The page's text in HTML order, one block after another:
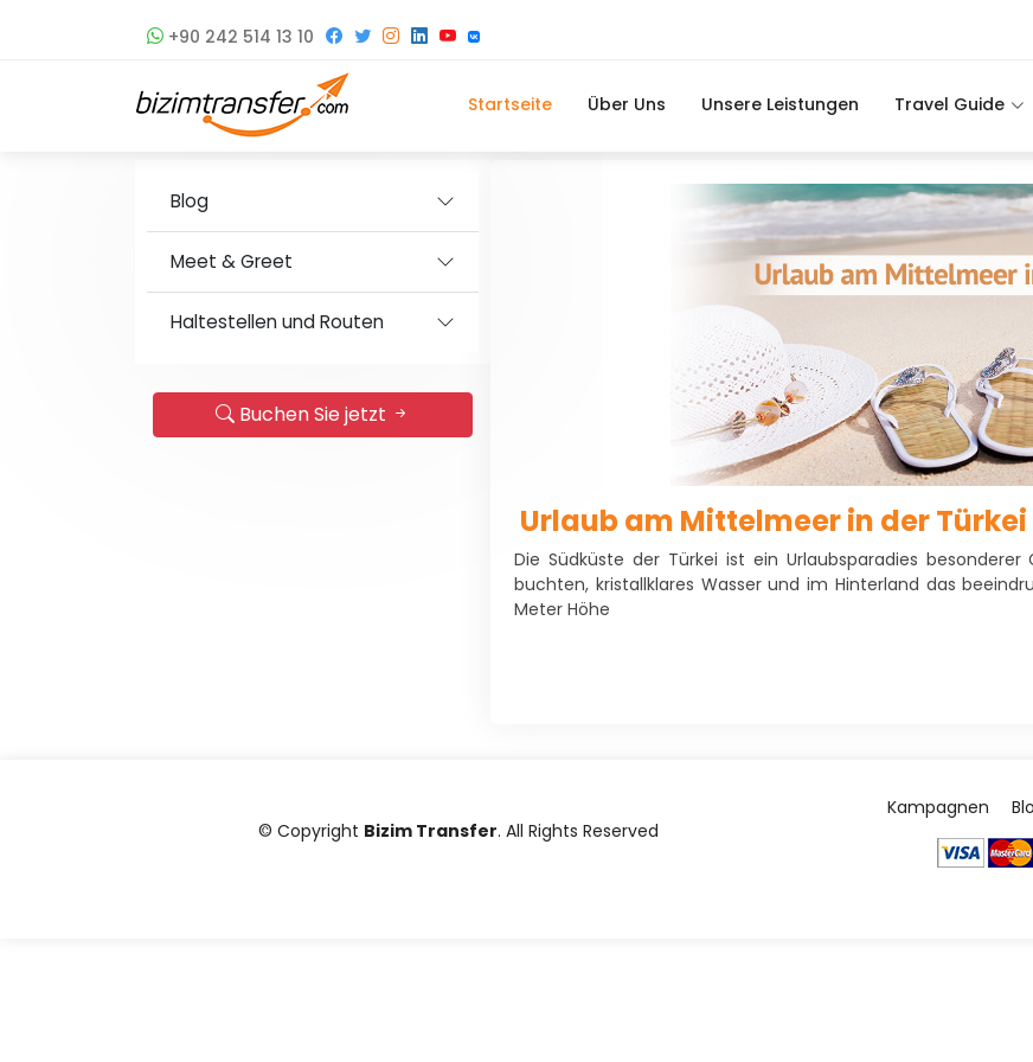
+90 242 514 13 10
Startseite Über Uns Unsere Leistungen Travel Guide
Blog
Meet & Greet
Haltestellen und Routen
Buchen Sie jetzt
Urlaub am Mittelmeer in der Türkei
Die Südküste der Türkei ist ein Urlaubsparadies
buchten, kristallklares Wasser und im Hinterland das
Meter Höhe
© Copyright Bizim Transfer. All Rights Reserved
Kampagnen